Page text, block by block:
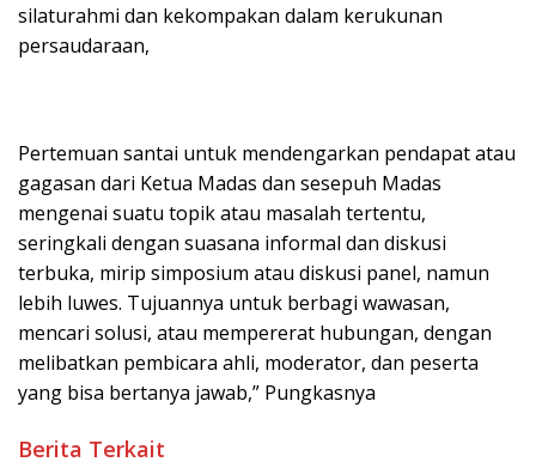
silaturahmi dan kekompakan dalam kerukunan
persaudaraan,
Pertemuan santai untuk mendengarkan pendapat atau
gagasan dari Ketua Madas dan sesepuh Madas
mengenai suatu topik atau masalah tertentu,
seringkali dengan suasana informal dan diskusi
terbuka, mirip simposium atau diskusi panel, namun
lebih luwes. Tujuannya untuk berbagi wawasan,
mencari solusi, atau mempererat hubungan, dengan
melibatkan pembicara ahli, moderator, dan peserta
yang bisa bertanya jawab,” Pungkasnya
Berita Terkait